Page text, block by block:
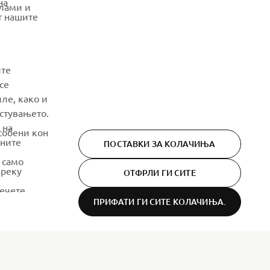
releases and much more
Read our Privacy Policy to learn how we process your personal
data:како и
кон
за да
ПОСТАВКИ ЗА КОЛАЧИЊА
ОТФРЛИ ГИ СИТЕ
ПРИФАТИ ГИ СИТЕ КОЛАЧИЊА.